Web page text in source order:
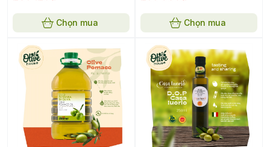
Chọn mua Chọn mua